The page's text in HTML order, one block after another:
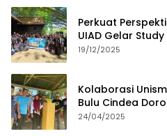
Perkuat
UIAD Gelar
19/12/2025
Kolaborasi
Bulu Cindea
24/04/2025